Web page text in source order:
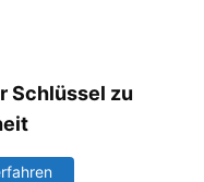
Schlüssel zu